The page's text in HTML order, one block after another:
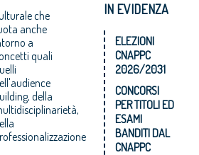
che
anche
a
quali
della
IN EVIDENZA
ELEZIONI
CNAPPC
2026/2031
CONCORSI
PER TITOLI ED
ESAMI
BANDITI DAL
CNAPPC